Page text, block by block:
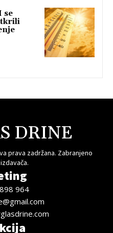
se
DRINE
prava zadržana. Zabranjeno
964